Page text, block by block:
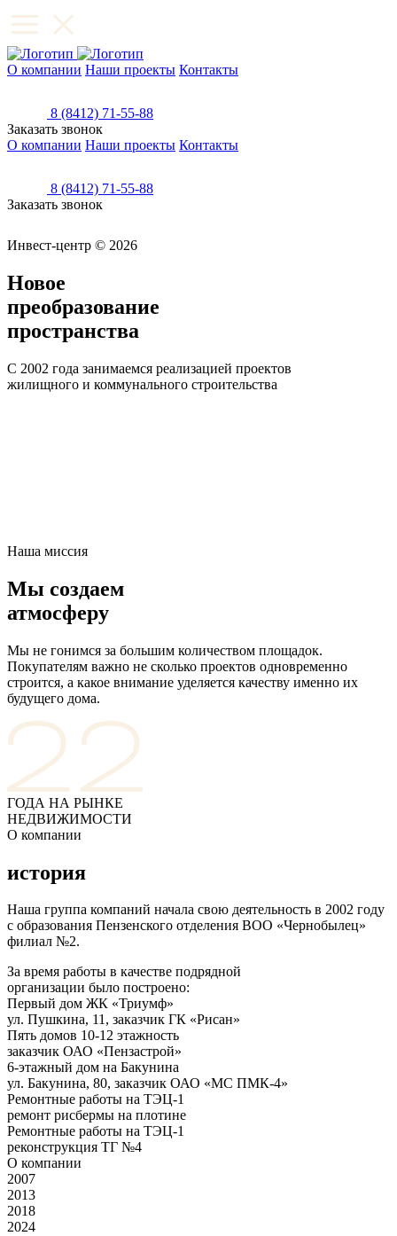
О компании Наши проекты Контакты
8 (8412) 71-55-88
Заказать звонок
О компании Наши проекты Контакты
8 (8412) 71-55-88
Заказать звонок
Инвест-центр © 2026
Новое
преобразование
пространства
С 2002 года занимаемся реализацией проектов
жилищного и коммунального строительства
Наша миссия
Мы создаем
атмосферу
Мы не гонимся за большим количеством площадок.
Покупателям важно не сколько проектов одновременно
строится, а какое внимание уделяется качеству именно их
будущего дома.
ГОДА НА РЫНКЕ
НЕДВИЖИМОСТИ
О компании
история
Наша группа компаний начала свою деятельность в 2002 году
с образования Пензенского отделения ВОО «Чернобылец»
филиал №2.
За время работы в качестве подрядной
организации было построено:
Первый дом ЖК «Триумф»
ул. Пушкина, 11, заказчик ГК «Рисан»
Пять домов 10-12 этажность
заказчик ОАО «Пензастрой»
6-этажный дом на Бакунина
ул. Бакунина, 80, заказчик ОАО «МС ПМК-4»
Ремонтные работы на ТЭЦ-1
ремонт рисбермы на плотине
Ремонтные работы на ТЭЦ-1
реконструкция ТГ №4
О компании
2007
2013
2018
2024